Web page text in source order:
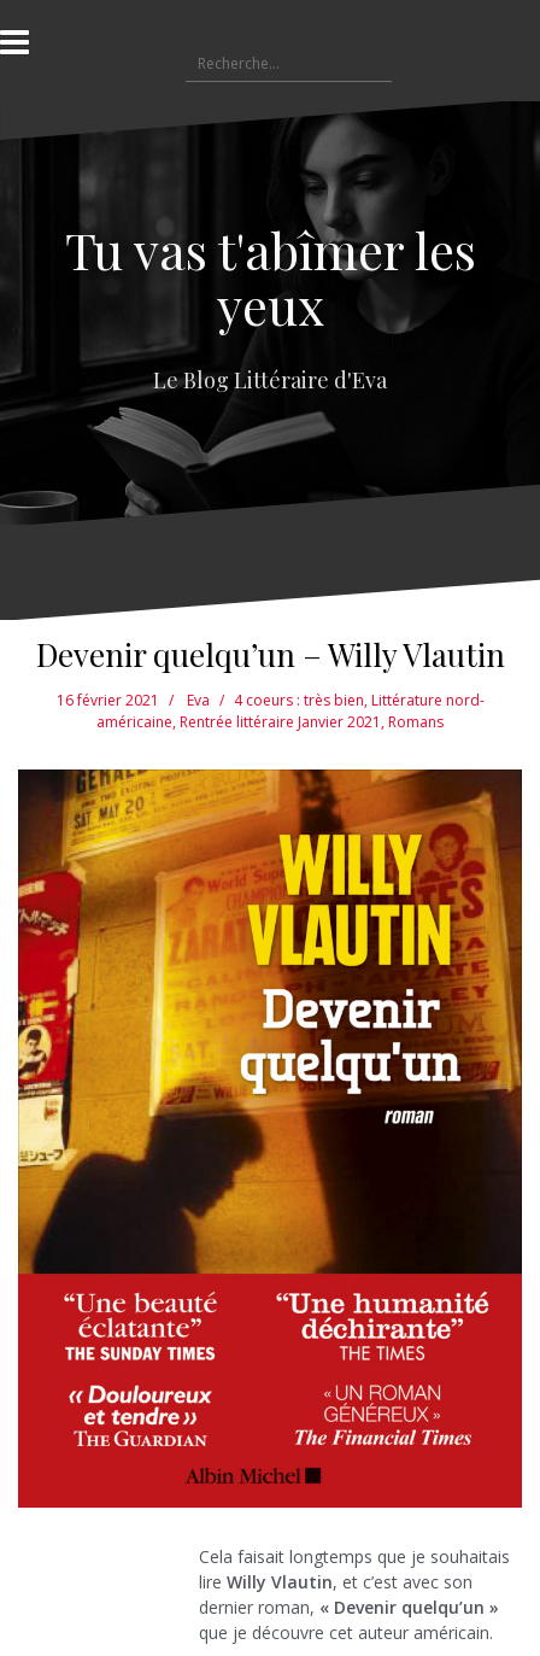
l
a
e
e
Tu vas t'abîmer les
yeux
Le Blog Littéraire d'Eva
Devenir quelqu’un – Willy Vlautin
16 février 2021 Eva 4 coeurs : très bien,Littérature nord-
américaine,Rentrée littéraire Janvier 2021 ,Romans
Cela faisait longtemps que je souhaitais
lire Willy Vlautin, et c’est avec son
dernier roman, « Devenir quelqu’un »
que je découvre cet auteur américain.